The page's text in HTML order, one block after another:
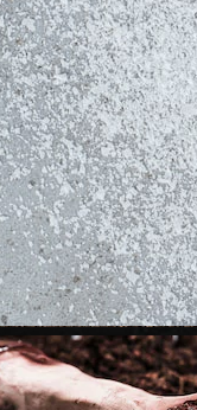
Copyright © 2010-2026